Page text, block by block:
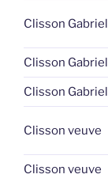
Clisson Gabriel
Clisson Gabriel
Clisson Gabriel
Clisson veuve
Clisson veuve